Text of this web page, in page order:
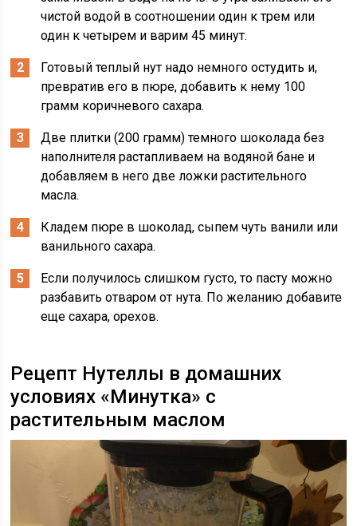
чистой водой в соотношении один к трем или
один к четырем и варим 45 минут.
Готовый теплый нут надо немного остудить и,
превратив его в пюре, добавить к нему 100
грамм коричневого сахара.
Две плитки (200 грамм) темного шоколада без
наполнителя растапливаем на водяной бане и
добавляем в него две ложки растительного
масла.
Кладем пюре в шоколад, сыпем чуть ванили или
ванильного сахара.
Если получилось слишком густо, то пасту можно
разбавить отваром от нута. По желанию добавите
еще сахара, орехов.
Рецепт Нутеллы в домашних
условиях «Минутка» с
растительным маслом